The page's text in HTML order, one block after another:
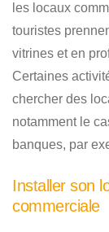
les locaux
touristes
vitrines et en
Certaines
chercher des
notamment le
banques, par
Installer son
commerciale